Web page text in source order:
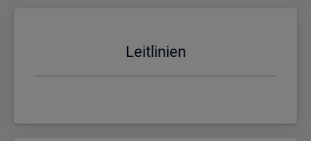
Leit­li­ni­en